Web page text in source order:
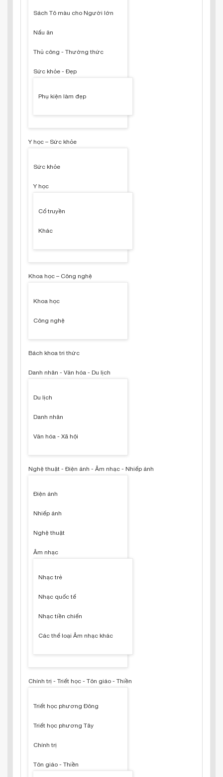
Sách Tô màu cho Người lớn
Nấu ăn
Thủ công - Thường thức
Sức khỏe - Đẹp
Phụ kiện làm đẹp
Y học – Sức khỏe
Sức khỏe
Y học
Cổ truyền
Khác
Khoa học – Công nghệ
Khoa học
Công nghệ
Bách khoa tri thức
Danh nhân - Văn hóa - Du lịch
Du lịch
Danh nhân
Văn hóa - Xã hội
Nghệ thuật - Điện ảnh - Âm nhạc - Nhiếp ảnh
Điện ảnh
Nhiếp ảnh
Nghệ thuật
Âm nhạc
Nhạc trẻ
Nhạc quốc tế
Nhạc tiền chiến
Các thể loại Âm nhạc khác
Chính trị - Triết học - Tôn giáo - Thiền
Triết học phương Đông
Triết học phương Tây
Chính trị
Tôn giáo - Thiền